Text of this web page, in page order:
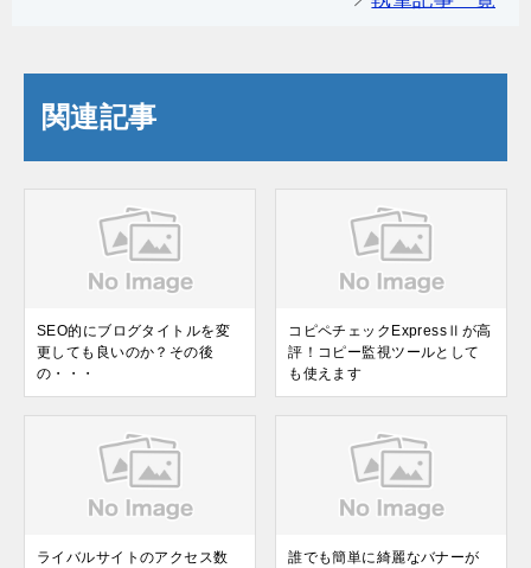
関連記事
SEO的にブログタイトルを変
更しても良いのか？その後
の・・・
コピペチェックExpressⅡが高
評！コピー監視ツールとして
も使えます
ライバルサイトのアクセス数
誰でも簡単に綺麗なバナーが